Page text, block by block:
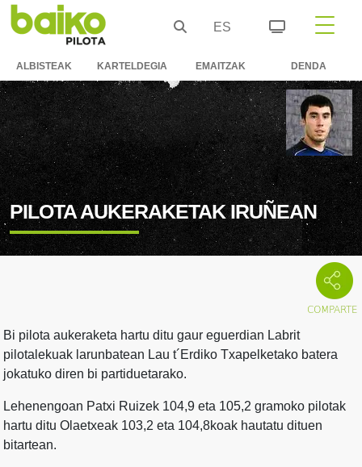
ES
ALBISTEAK KARTELDEGIA EMAITZAK DENDA
PILOTA AUKERAKETAK IRUÑEAN
Bi pilota aukeraketa hartu ditu gaur eguerdian Labrit
pilotalekuak larunbatean Lau t´Erdiko Txapelketako batera
jokatuko diren bi partiduetarako.
Lehenengoan Patxi Ruizek 104,9 eta 105,2 gramoko pilotak
hartu ditu Olaetxeak 103,2 eta 104,8koak hautatu dituen
bitartean.